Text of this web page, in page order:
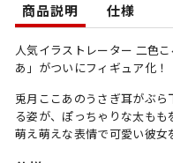
商品説明 仕様
人気イラストレーター 二色
あ」がついにフィギュア化！
兎月ここあのうさぎ耳がぶ
る姿が、ぽっちゃりな太もも
萌え萌えな表情で可愛い彼女